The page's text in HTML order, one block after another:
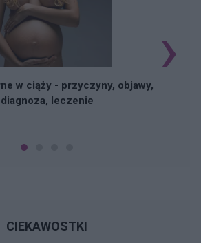
w ciąży - przyczyny, objawy,
diagnoza, leczenie
›
CIEKAWOSTKI